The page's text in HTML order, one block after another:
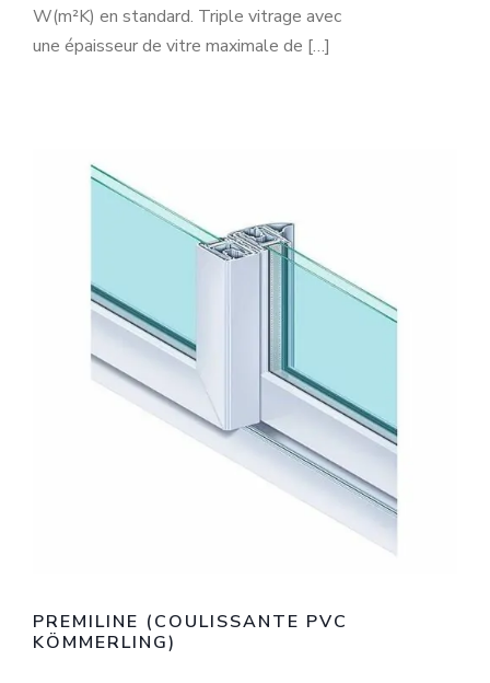
W(m²K) en standard. Triple vitrage avec
une épaisseur de vitre maximale de […]
PREMILINE (COULISSANTE PVC
KÖMMERLING)